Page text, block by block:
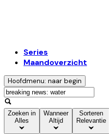
Series
Maandoverzicht
Hoofdmenu: naar begin
Zoeken in
Alles
Wanneer
Altijd
Sorteren
Relevantie